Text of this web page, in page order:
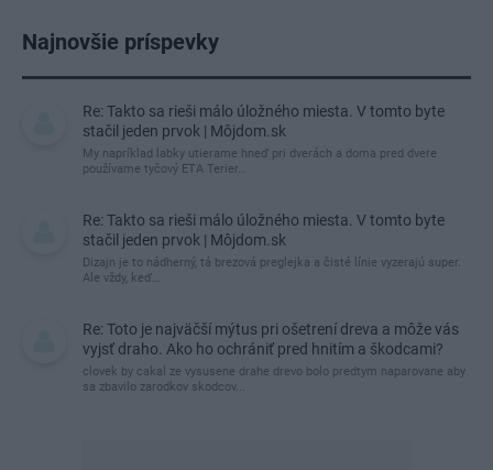
Najnovšie príspevky
Re: Takto sa rieši málo úložného miesta. V tomto byte
stačil jeden prvok | Môjdom.sk
My napríklad labky utierame hneď pri dverách a doma pred dvere
používame tyčový ETA Terier…
Re: Takto sa rieši málo úložného miesta. V tomto byte
stačil jeden prvok | Môjdom.sk
Dizajn je to nádherný, tá brezová preglejka a čisté línie vyzerajú super.
Ale vždy, keď…
Re: Toto je najväčší mýtus pri ošetrení dreva a môže vás
vyjsť draho. Ako ho ochrániť pred hnitím a škodcami?
clovek by cakal ze vysusene drahe drevo bolo predtym naparovane aby
sa zbavilo zarodkov skodcov...